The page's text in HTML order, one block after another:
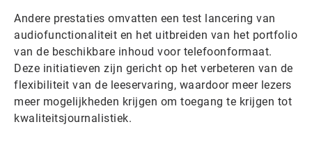
Andere prestaties omvatten een test lancering van
audiofunctionaliteit en het uitbreiden van het portfolio
van de beschikbare inhoud voor telefoonformaat.
Deze initiatieven zijn gericht op het verbeteren van de
flexibiliteit van de leeservaring, waardoor meer lezers
meer mogelijkheden krijgen om toegang te krijgen tot
kwaliteitsjournalistiek.